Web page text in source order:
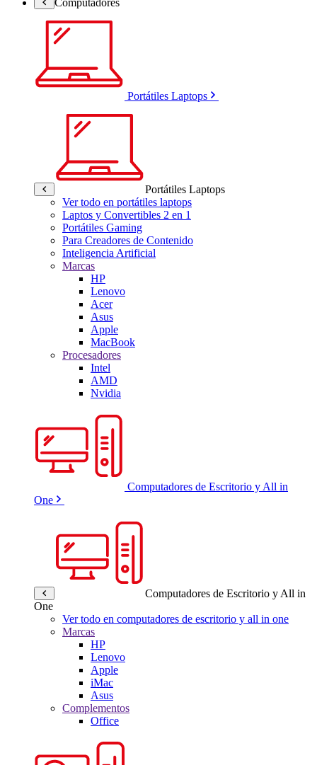
Portátiles Laptops
Portátiles Laptops
Ver todo en portátiles laptops
Laptos y Convertibles 2 en 1
Portátiles Gaming
Para Creadores de Contenido
Inteligencia Artificial
Marcas
HP
Lenovo
Acer
Asus
Apple
MacBook
Procesadores
Intel
AMD
Nvidia
Computadores de Escritorio y All in
One
Computadores de Escritorio y All in
One
Ver todo en computadores de escritorio y all in one
Marcas
HP
Lenovo
Apple
iMac
Asus
Complementos
Office